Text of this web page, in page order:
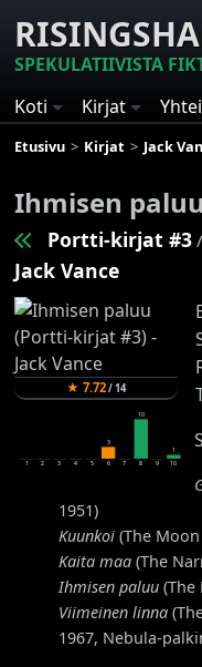
SPEKULATIIVISTA
Koti
Kirjat
Etusivu Kirjat Jack
Ihmisen paluu
Portti-kirjat #3
Jack Vance
★7.72/14
1 2 3 4 5
3
6 7
10
8 9
1
10
1951)
Kuunkoi (The
Kaita maa (The
Ihmisen paluu (The
Viimeinen linna
1967, Nebula-